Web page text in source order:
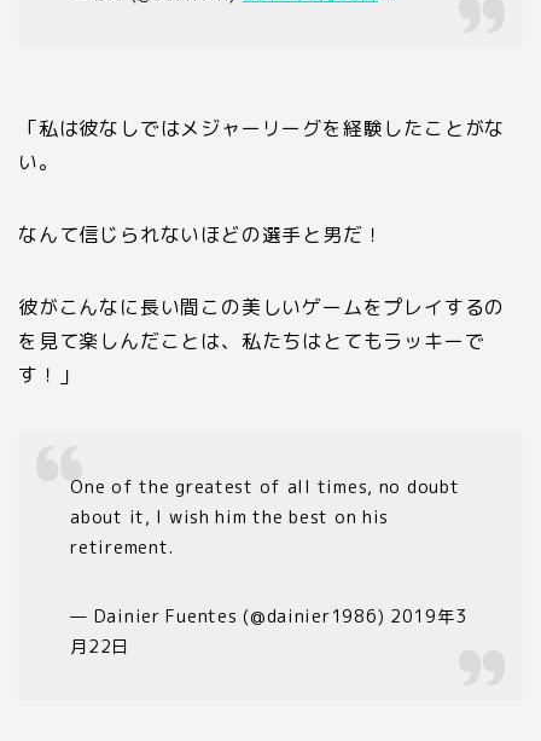
「私は彼なしではメジャーリーグを経験したことがな
い。
なんて信じられないほどの選手と男だ！
彼がこんなに長い間この美しいゲームをプレイするの
を見て楽しんだことは、私たちはとてもラッキーで
す！」
One of the greatest of all times, no doubt
about it, I wish him the best on his
retirement.
— Dainier Fuentes (@dainier1986) 2019年3
月22日